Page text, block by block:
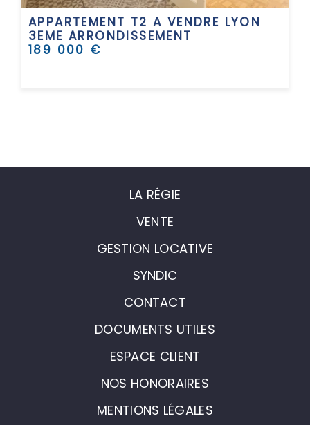
APPARTEMENT T2 A VENDRE LYON
3EME ARRONDISSEMENT
189 000 €
LA RÉGIE
VENTE
GESTION LOCATIVE
SYNDIC
CONTACT
DOCUMENTS UTILES
ESPACE CLIENT
NOS HONORAIRES
MENTIONS LÉGALES